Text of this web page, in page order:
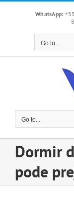
WhatsApp:
Go to...
Go to...
Dormir
pode